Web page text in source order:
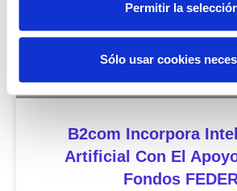
Permitir la
Sólo usar cookies
B2com Incorpora
Artificial Con El
Fondos